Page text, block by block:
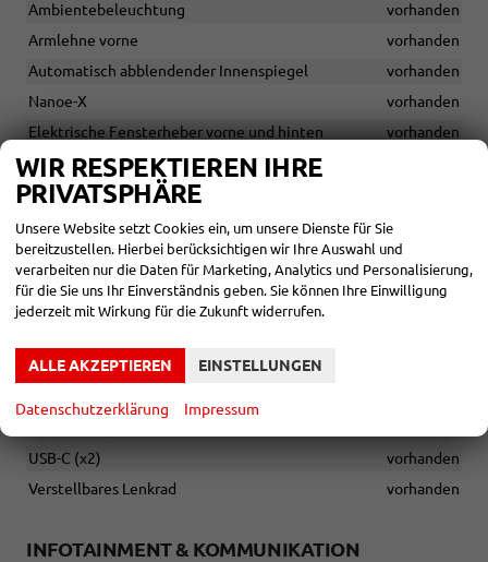
Ambientebeleuchtung
vorhanden
Armlehne vorne
vorhanden
Automatisch abblendender Innenspiegel
vorhanden
Nanoe-X
vorhanden
Elektrische Fensterheber vorne und hinten
vorhanden
Elektronische Parkbremse
Fahrersitz mit elektrisch verstellbarer Lordosenstütze
Höhenverstellbarer Fahrer- und Beifahrersitz
vorhanden
Klimaanlage, automatisch
vorhanden
Klimaanlage, automatisch 2-Zonen
Lenkradheizung
USB-C (x2)
vorhanden
Verstellbares Lenkrad
vorhanden
INFOTAINMENT & KOMMUNIKATION
WIR RESPEKTIEREN IHRE
PRIVATSPHÄRE
Unsere Website setzt Cookies ein, um unsere Dienste für Sie
bereitzustellen. Hierbei berücksichtigen wir Ihre Auswahl und
verarbeiten nur die Daten für Marketing, Analytics und Personalisierung,
für die Sie uns Ihr Einverständnis geben. Sie können Ihre Einwilligung
jederzeit mit Wirkung für die Zukunft widerrufen.
ALLE AKZEPTIEREN EINSTELLUNGEN
Datenschutzerklärung Impressum